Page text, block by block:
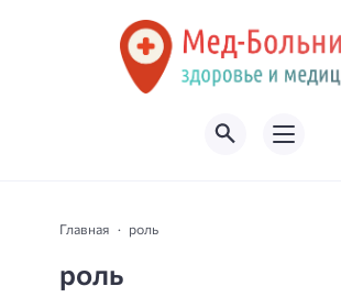
Главная роль
роль